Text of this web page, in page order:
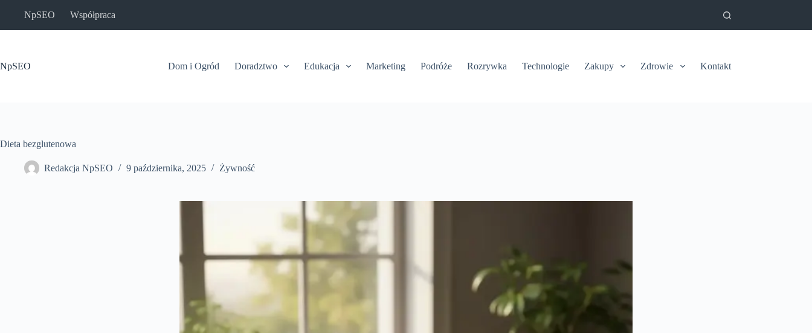
NpSEO Współpraca
NpSEO Dom i Ogród Doradztwo Edukacja Marketing Podróże Rozrywka Technologie Zakupy Zdrowie Kontakt
Dieta bezglutenowa
Redakcja NpSEO 9 października, 2025 Żywność